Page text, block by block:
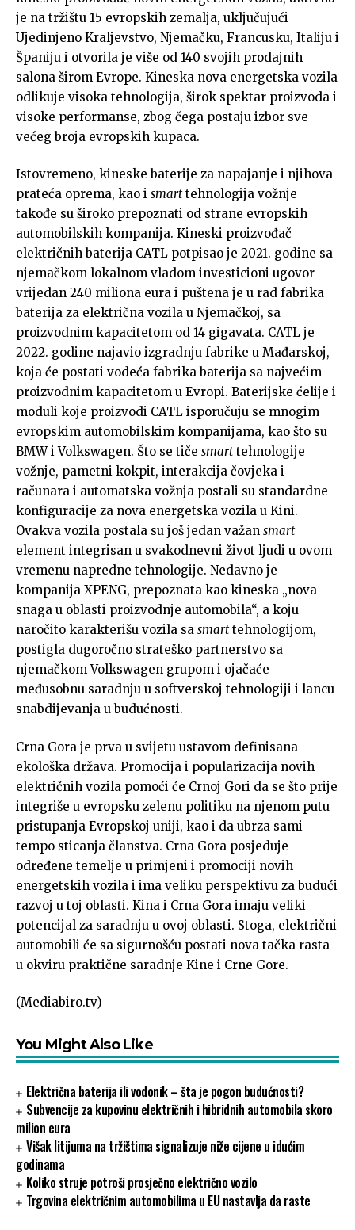
je na tržištu 15 evropskih zemalja, uključujući
Ujedinjeno Kraljevstvo, Njemačku, Francusku, Italiju i
Španiju i otvorila je više od 140 svojih prodajnih
salona širom Evrope. Kineska nova energetska vozila
odlikuje visoka tehnologija, širok spektar proizvoda i
visoke performanse, zbog čega postaju izbor sve
većeg broja evropskih kupaca.
Istovremeno, kineske baterije za napajanje i njihova
prateća oprema, kao i smarttehnologija vožnje
takođe su široko prepoznati od strane evropskih
automobilskih kompanija. Kineski proizvođač
električnih baterija CATL potpisao je 2021. godine sa
njemačkom lokalnom vladom investicioni ugovor
vrijedan 240 miliona eura i puštena je u rad fabrika
baterija za električna vozila u Njemačkoj, sa
proizvodnim kapacitetom od 14 gigavata. CATL je
2022. godine najavio izgradnju fabrike u Mađarskoj,
koja će postati vodeća fabrika baterija sa najvećim
proizvodnim kapacitetom u Evropi. Baterijske ćelije i
moduli koje proizvodi CATL isporučuju se mnogim
evropskim automobilskim kompanijama, kao što su
BMW i Volkswagen. Što se tiče smarttehnologije
vožnje, pametni kokpit, interakcija čovjeka i
računara i automatska vožnja postali su standardne
konfiguracije za nova energetska vozila u Kini.
Ovakva vozila postala su još jedan važan smart
element integrisan u svakodnevni život ljudi u ovom
vremenu napredne tehnologije. Nedavno je
kompanija XPENG, prepoznata kao kineska „nova
snaga u oblasti proizvodnje automobila“, a koju
naročito karakterišu vozila sa smarttehnologijom,
postigla dugoročno strateško partnerstvo sa
njemačkom Volkswagen grupom i ojačaće
međusobnu saradnju u softverskoj tehnologiji i lancu
snabdijevanja u budućnosti.
Crna Gora je prva u svijetu ustavom definisana
ekološka država. Promocija i popularizacija novih
električnih vozila pomoći će Crnoj Gori da se što prije
integriše u evropsku zelenu politiku na njenom putu
pristupanja Evropskoj uniji, kao i da ubrza sami
tempo sticanja članstva. Crna Gora posjeduje
određene temelje u primjeni i promociji novih
energetskih vozila i ima veliku perspektivu za budući
razvoj u toj oblasti. Kina i Crna Gora imaju veliki
potencijal za saradnju u ovoj oblasti. Stoga, električni
automobili će sa sigurnošću postati nova tačka rasta
u okviru praktične saradnje Kine i Crne Gore.
(Mediabiro.tv)
You Might Also Like
Električna baterija ili vodonik – šta je pogon budućnosti?
Subvencije za kupovinu električnih i hibridnih automobila skoro
milion eura
Višak litijuma na tržištima signalizuje niže cijene u idućim
godinama
Koliko struje potroši prosječno električno vozilo
Trgovina električnim automobilima u EU nastavlja da raste